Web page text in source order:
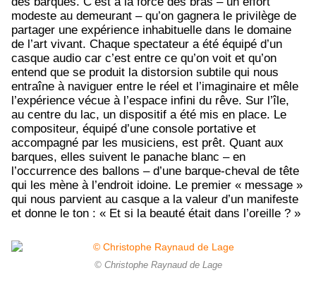
modeste au demeurant – qu’on gagnera le privilège de
partager une expérience inhabituelle dans le domaine
de l’art vivant. Chaque spectateur a été équipé d’un
casque audio car c’est entre ce qu’on voit et qu’on
entend que se produit la distorsion subtile qui nous
entraîne à naviguer entre le réel et l’imaginaire et mêle
l’expérience vécue à l’espace infini du rêve. Sur l’île,
au centre du lac, un dispositif a été mis en place. Le
compositeur, équipé d’une console portative et
accompagné par les musiciens, est prêt. Quant aux
barques, elles suivent le panache blanc – en
l’occurrence des ballons – d’une barque-cheval de tête
qui les mène à l’endroit idoine. Le premier « message »
qui nous parvient au casque a la valeur d’un manifeste
et donne le ton : « Et si la beauté était dans l’oreille ? »
© Christophe Raynaud de Lage